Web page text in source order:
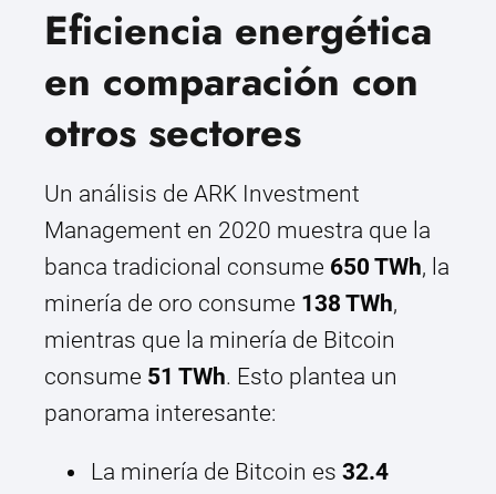
Eficiencia energética
en comparación con
otros sectores
Un análisis de ARK Investment
Management en 2020 muestra que la
banca tradicional consume 650 TWh, la
minería de oro consume 138 TWh,
mientras que la minería de Bitcoin
consume 51 TWh. Esto plantea un
panorama interesante:
La minería de Bitcoin es 32.4